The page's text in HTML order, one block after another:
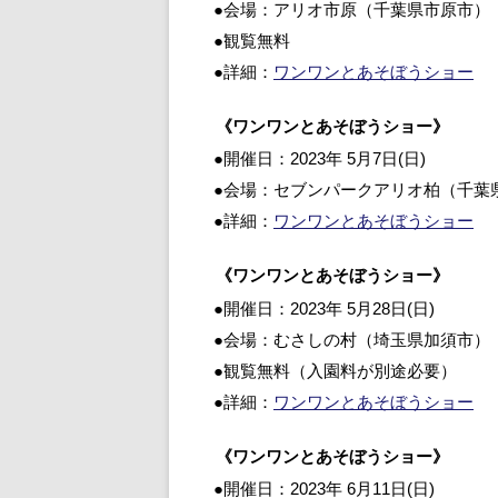
●会場：アリオ市原（千葉県市原市）
●観覧無料
●詳細： ワンワンとあそぼうショー
《ワンワンとあそぼうショー》
●開催日：2023年 5月7日(日)
●会場：セブンパークアリオ柏（千葉
●詳細： ワンワンとあそぼうショー
《ワンワンとあそぼうショー》
●開催日：2023年 5月28日(日)
●会場：むさしの村（埼玉県加須市）
●観覧無料（入園料が別途必要）
●詳細： ワンワンとあそぼうショー
《ワンワンとあそぼうショー》
●開催日：2023年 6月11日(日)